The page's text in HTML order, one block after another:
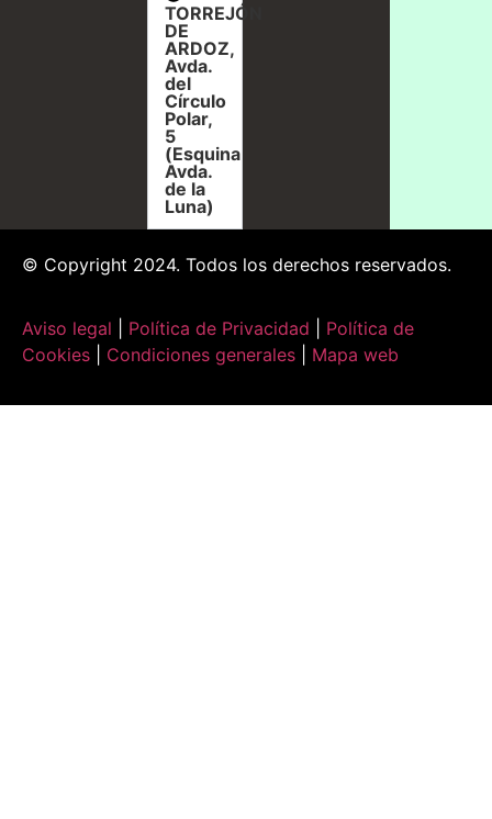
TORREJÓN
DE
ARDOZ,
Avda.
del
Círculo
Polar,
5
(Esquina
Avda.
de la
Luna)
© Copyright 2024. Todos los derechos reservados.
Aviso legal Política de Privacidad
Política de
Cookies
Condiciones generales Mapa web